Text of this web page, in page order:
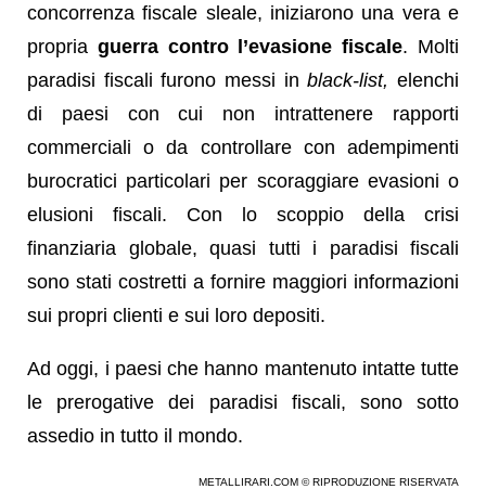
concorrenza fiscale sleale, iniziarono una vera e
propria guerra contro l’evasione fiscale. Molti
paradisi fiscali furono messi inblack-list,elenchi
di paesi con cui non intrattenere rapporti
commerciali o da controllare con adempimenti
burocratici particolari per scoraggiare evasioni o
elusioni fiscali. Con lo scoppio della crisi
finanziaria globale, quasi tutti i paradisi fiscali
sono stati costretti a fornire maggiori informazioni
sui propri clienti e sui loro depositi.
Ad oggi, i paesi che hanno mantenuto intatte tutte
le prerogative dei paradisi fiscali, sono sotto
assedio in tutto il mondo.
METALLIRARI.COM © RIPRODUZIONE RISERVATA